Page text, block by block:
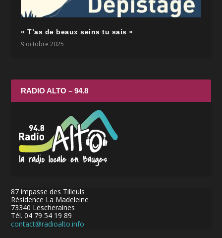
« T’as de beaux seins tu sais »
9 octobre 2025
RADIO ALTO – 94.8
87 impasse des Tilleuls
Résidence La Madeleine
73340 Lescheraines
Tél. 04 79 54 19 89
contact@radioalto.info